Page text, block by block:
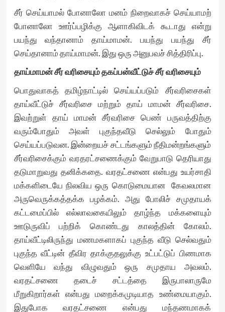
சீர் செய்யாமல் போனாலோ மனம் நிறைவாகச் செய்யாமற்
போனாலோ ஊர்ப்பழிக்கு ஆளாகிவிடக் கூடாது என்று
பயந்து வந்தானாம் தாய்மாமன். பயந்து பயந்து சீர்
செய்தானாம் தாய்மாமன். இது ஒரு அனுபவச் சித்திரிப்பு.
தாய்மாமன் சீர் வரிசையும் தகப்பன்வீட்டுச் சீர் வரிசையும்
பொதுவாகத் தமிழ்நாட்டில் செய்யப்படும் சீர்வரிசைகள்
தாய்வீட்டுச் சீர்வரிசை மற்றும் தாய் மாமன் சீர்வரிசை.
இவற்றுள் தாய் மாமன் சீர்வரிசை பெண் பருவத்திற்கு
வரும்போதும் அவள் புகுந்தவீடு செல்லும் போதும்
செய்யப்படுவன. இன்றையச் சட்டங்களும் நீதிமன்றங்களும்
சீர்வரிசைக்கும் வரதரட்சணைக்கும் வேறுபாடு தெரியாது
தடுமாறுவது தனிக்கதை. வரதட்சணை என்பது உயர்சாதி
மக்களிடையே நிலவிய ஒரு கொடுமையான கேவலமான
அருவெருக்கத்தக்க பழக்கம். அது போலிச் சமுதாயக்
கட்டமைப்பில் எல்லாவகையிலும் தாழ்ந்த மக்களையும்
ஊடுருவிப் பற்றிக் கொண்டது காலத்தின் கோலம்.
தாய்வீட்டிலிருந்து மணமகளாகப் புகுந்த வீடு செல்வதும்
புகுந்த வீட்டின் தீவிர தாக்குதலுக்கு உட்பட்டுப் பிணமாக
வெளியே வந்து விழுவதும் ஒரு சமுதாய அவலம்.
வரதட்சணை தடைச் சட்டத்தை இருபாலாருமே
மீறுகிறார்கள் என்பது மறைக்கமுடியாத உண்மையாகும்.
இதுபோக வரதட்சணை என்பது மந்தணமாகக்